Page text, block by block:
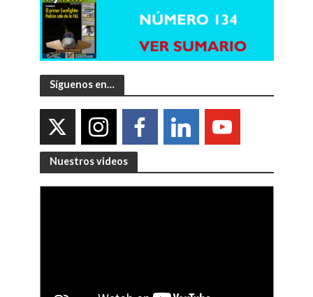
Síguenos en…
Nuestros videos